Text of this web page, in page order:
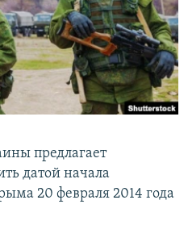
предлагает
датой начала
20 февраля 2014 года